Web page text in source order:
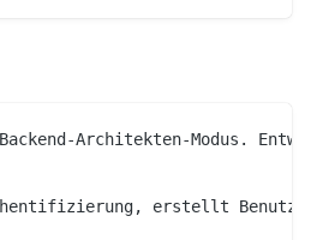
Architekten-Modus.
erstellt